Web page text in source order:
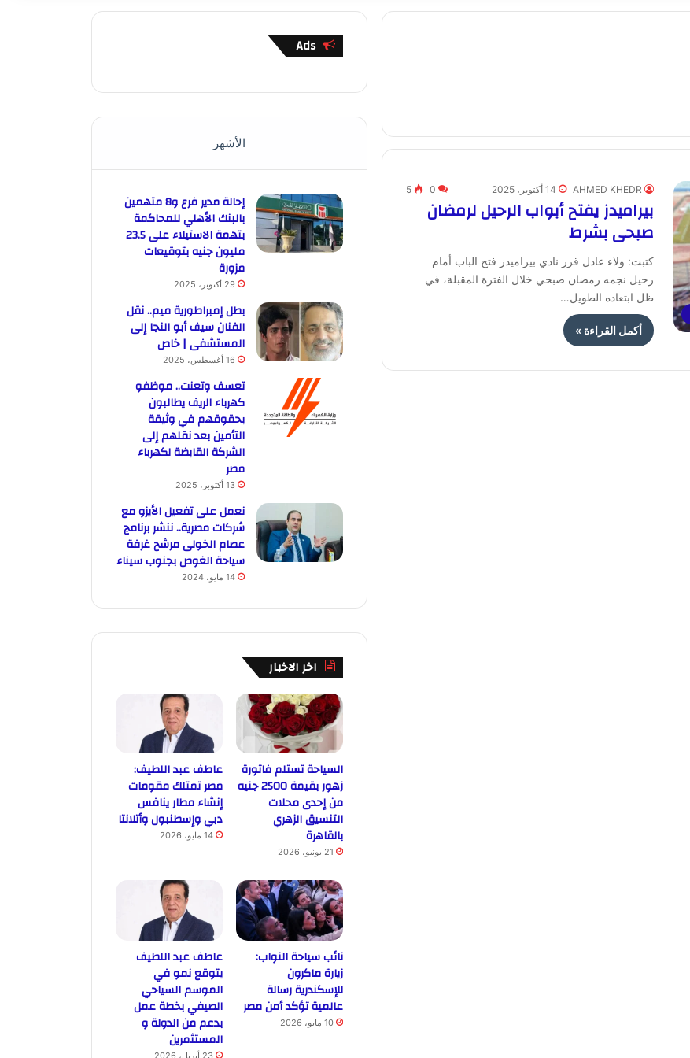
AHMED KHEDR 14 أكتوبر، 2025 0
5
بيراميدز يفتح أبواب الرحيل لرمضان
صبحى بشرط
كتبت: ولاء عادل قرر نادي بيراميدز فتح الباب أمام
رحيل نجمه رمضان صبحي خلال الفترة المقبلة، في
ظل ابتعاده الطويل…
أكمل القراءة »
Ads
الأشهر
إحالة مدير فرع و8 متهمين
بالبنك الأهلي للمحاكمة
بتهمة الاستيلاء على 23.5
مليون جنيه بتوقيعات
مزورة
29 أكتوبر، 2025
بطل إمبراطورية ميم.. نقل
الفنان سيف أبو النجا إلى
المستشفى | خاص
16 أغسطس، 2025
تعسف وتعنت.. موظفو
كهرباء الريف يطالبون
بحقوقهم في وثيقة
التأمين بعد نقلهم إلى
الشركة القابضة لكهرباء
مصر
13 أكتوبر، 2025
نعمل على تفعيل الأيزو مع
شركات مصرية.. ننشر برنامج
عصام الخولى مرشح غرفة
سياحة الغوص بجنوب سيناء
14 مايو، 2024
اخر الاخبار
السياحة تستلم فاتورة
زهور بقيمة 2500 جنيه
من إحدى محلات
التنسيق الزهري
بالقاهرة
21 يونيو، 2026
عاطف عبد اللطيف:
مصر تمتلك مقومات
إنشاء مطار ينافس
دبي وإسطنبول وأتلانتا
14 مايو، 2026
نائب سياحة النواب:
زيارة ماكرون
للإسكندرية رسالة
عالمية تؤكد أمن مصر
10 مايو، 2026
عاطف عبد اللطيف
يتوقع نمو في
الموسم السياحي
الصيفي بخطة عمل
بدعم من الدولة و
المستثمرين
23 أبريل، 2026